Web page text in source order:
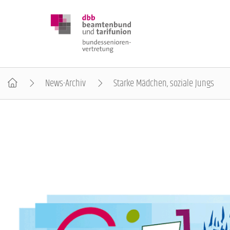
PUBLIKATIONEN
News-Archiv Starke Mädchen, soziale Jungs